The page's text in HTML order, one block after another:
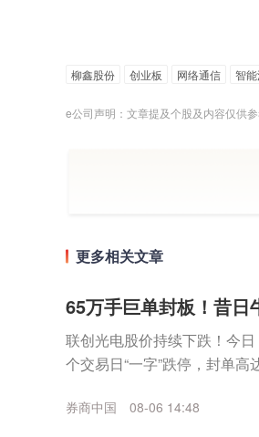
柳鑫股份 创业板 网络通信 智
e公司声明：文章提及个股及内容仅供
更多相关文章
65万手巨单封板！昔日
联创光电股价持续下跌！今
个交易日“一字”跌停，封单
券商中国 08-06 14:48